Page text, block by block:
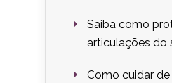
Saiba como
articulações do
Como cuidar